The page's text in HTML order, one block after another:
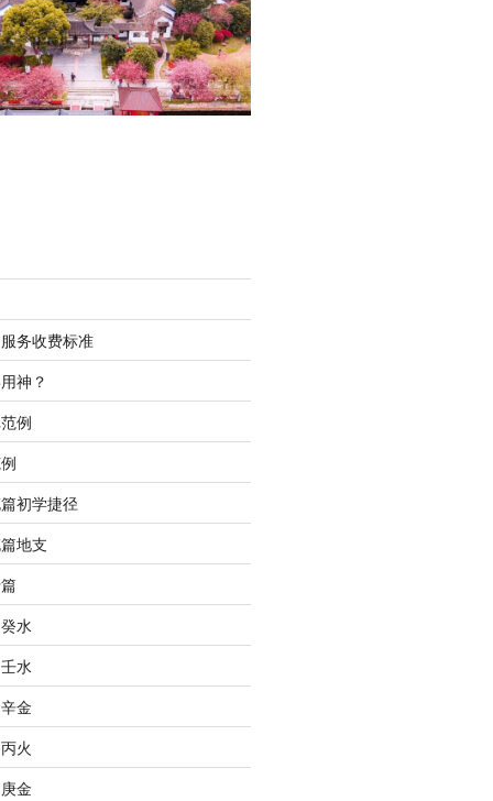
务收费标准
神？
例
初学捷径
地支
水
水
金
火
金